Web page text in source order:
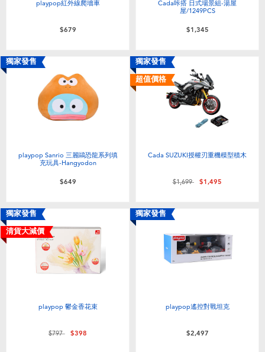
playpop紅外線爬墻車
$679
Cada咔搭 日式場景組-湯屋
屋/1249PCS
$1,345
獨家發售
playpop Sanrio 三麗鷗恐龍系列填
充玩具-Hangyodon
$649
獨家發售
超值價格
Cada SUZUKI授權刃重機模型積木
價格從
$1,699至$1,495
獨家發售
清貨大減價
playpop 鬱金香花束
價格從
$797至$398
獨家發售
playpop遙控對戰坦克
$2,497